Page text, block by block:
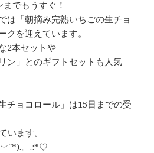
でもうすぐ！
は「朝摘み完熟いちごの生チョ
クを迎えています。
2本セットや
ン」とのギフトセットも人気
チョコロール」は15日までの受
います。
。.:*♡